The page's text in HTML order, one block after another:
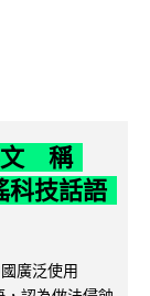
文 稱
科技話語
廣泛使用